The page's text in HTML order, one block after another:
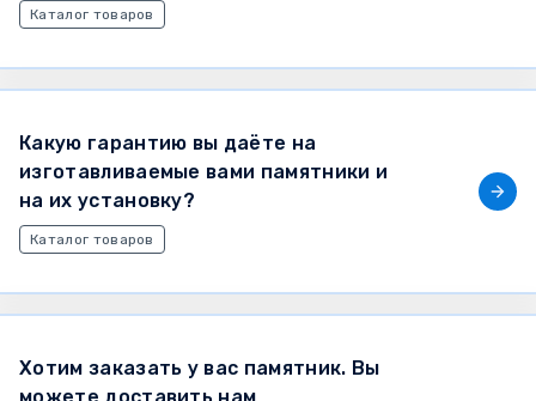
Каталог товаров
Какую гарантию вы даёте на
изготавливаемые вами памятники и
на их установку?
Каталог товаров
Хотим заказать у вас памятник. Вы